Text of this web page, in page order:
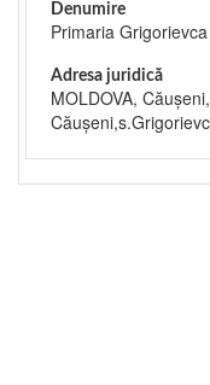
Denumire
Primaria Grigorievca
Adresa juridică
MOLDOVA,